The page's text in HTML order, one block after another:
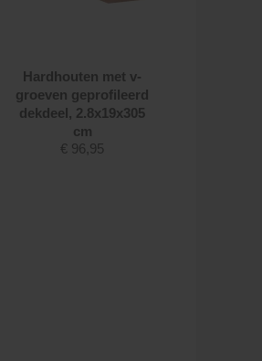
Hardhouten met v-
groeven geprofileerd
dekdeel, 2.8x19x305
cm
€ 96,95